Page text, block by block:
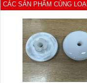
CÁC SẢN PHẨM CÙNG LOẠI